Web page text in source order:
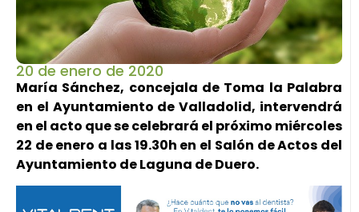
20 de enero de 2020
María Sánchez, concejala de Toma la Palabra
en el Ayuntamiento de Valladolid, intervendrá
en el acto que se celebrará el próximo miércoles
22 de enero a las 19.30h en el Salón de Actos del
Ayuntamiento de Laguna de Duero.